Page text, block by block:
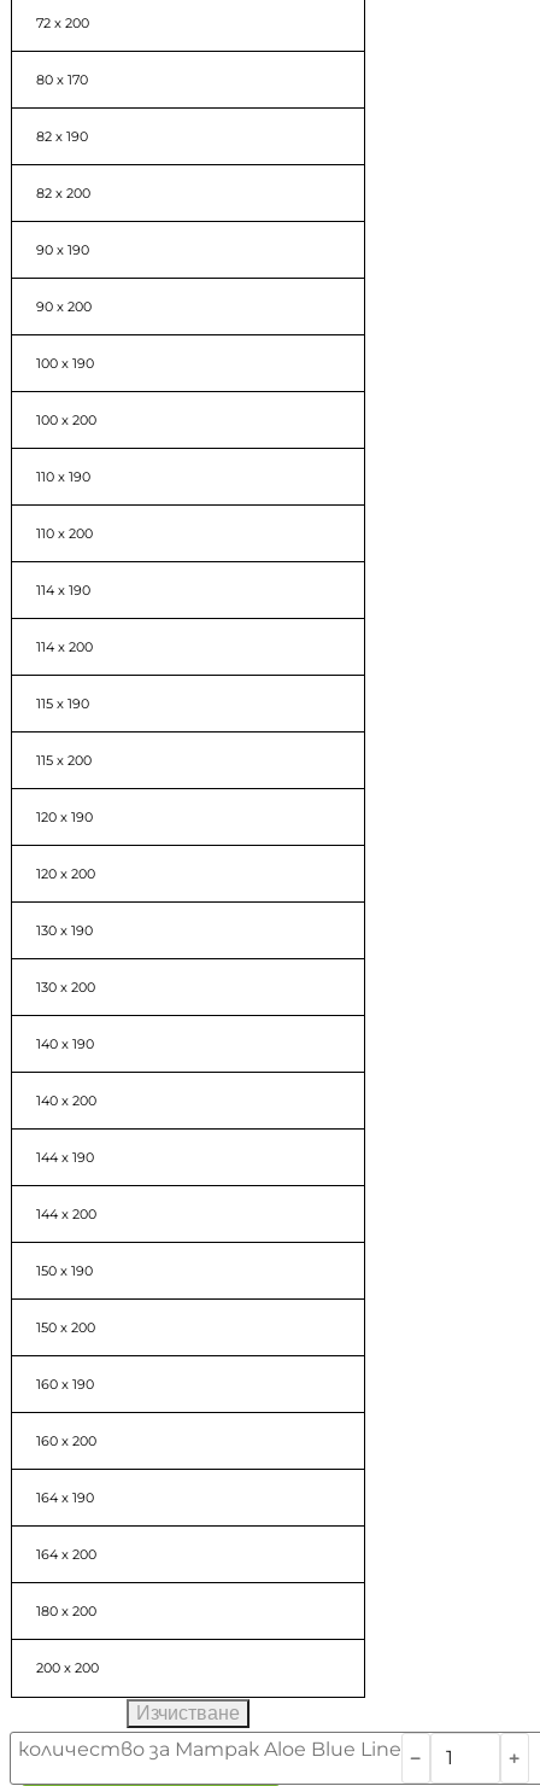
72 x 200
80 x 170
82 x 190
82 x 200
90 x 190
90 x 200
100 x 190
100 x 200
110 x 190
110 x 200
114 x 190
114 x 200
115 x 190
115 x 200
120 x 190
120 x 200
130 x 190
130 x 200
140 x 190
140 x 200
144 x 190
144 x 200
150 x 190
150 x 200
160 x 190
160 x 200
164 x 190
164 x 200
180 x 200
200 x 200
Изчистване
количество за Матрак Aloe Blue Line ﹣ ﹢